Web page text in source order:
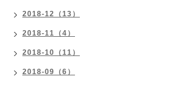
2018-12（13）
2018-11（4）
2018-10（11）
2018-09（6）